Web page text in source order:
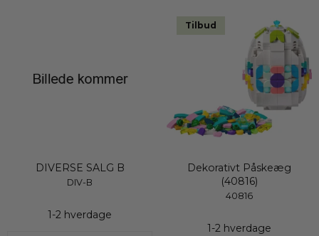
DIVERSE SALG B
DIV-B
1-2 hverdage
Tilbud
Dekorativt Påskeæg
(40816)
40816
1-2 hverdage